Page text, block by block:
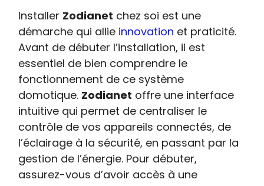
Installer Zodianet chez soi est une
démarche qui allie innovation et praticité.
Avant de débuter l’installation, il est
essentiel de bien comprendre le
fonctionnement de ce système
domotique. Zodianet offre une interface
intuitive qui permet de centraliser le
contrôle de vos appareils connectés, de
l’éclairage à la sécurité, en passant par la
gestion de l’énergie. Pour débuter,
assurez-vous d’avoir accès à une